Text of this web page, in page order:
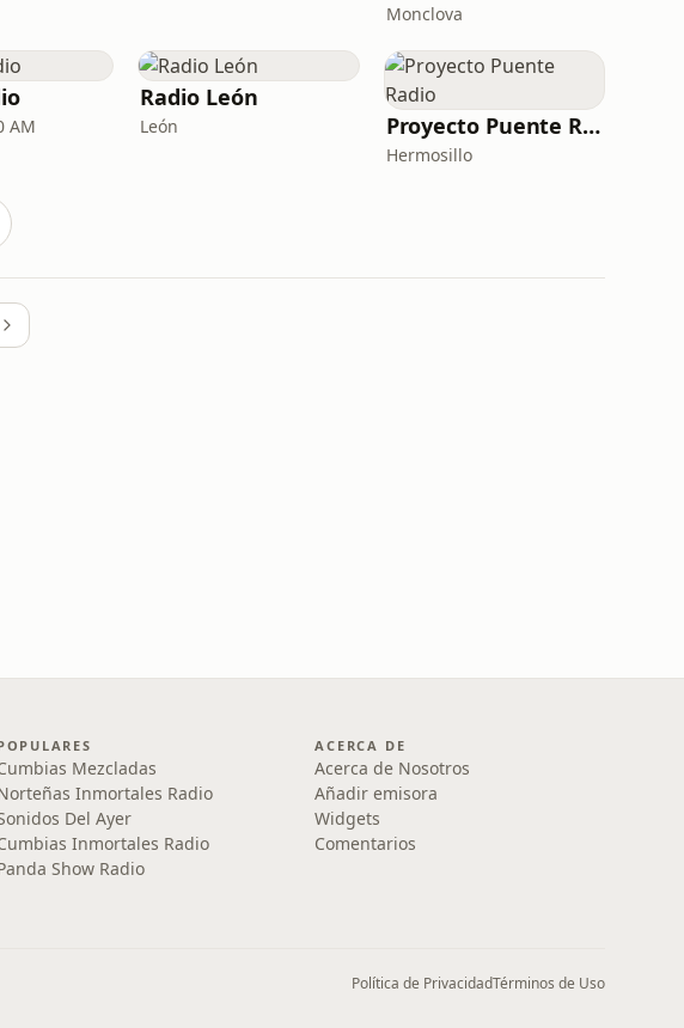
Monclova
AM
Radio León
León Proyecto Puente Radio
Hermosillo
Mezcladas
Inmortales Radio
Del Ayer
Inmortales Radio
Show Radio
ACERCA DE
Acerca de Nosotros
Añadir emisora
Widgets
Comentarios
Política de PrivacidadTérminos de Uso